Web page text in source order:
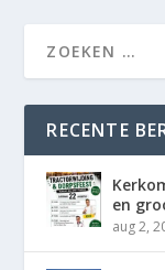
RECENTE
en
aug 2,